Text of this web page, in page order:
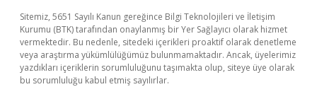
Sitemiz, 5651 Sayılı Kanun gereğince Bilgi Teknolojileri ve İletişim
Kurumu (BTK) tarafından onaylanmış bir Yer Sağlayıcı olarak hizmet
vermektedir. Bu nedenle, sitedeki içerikleri proaktif olarak denetleme
veya araştırma yükümlülüğümüz bulunmamaktadır. Ancak, üyelerimiz
yazdıkları içeriklerin sorumluluğunu taşımakta olup, siteye üye olarak
bu sorumluluğu kabul etmiş sayılırlar.